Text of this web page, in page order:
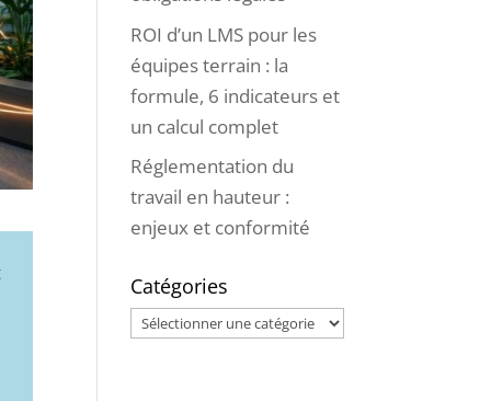
ROI d’un LMS pour les
équipes terrain : la
formule, 6 indicateurs et
un calcul complet
Réglementation du
travail en hauteur :
enjeux et conformité
Catégories
Catégories